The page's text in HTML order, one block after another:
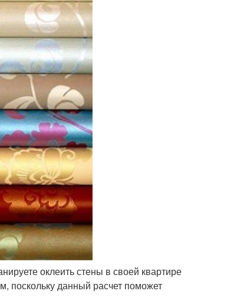
оклеить стены в своей квартире
поскольку данный расчет поможет